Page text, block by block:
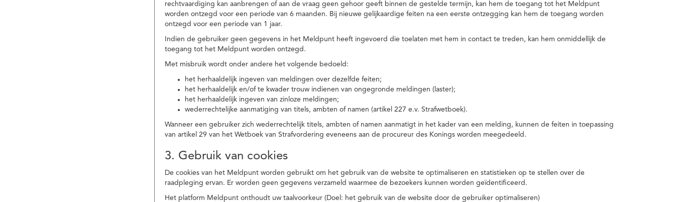
rechtvaardiging kan aanbrengen of aan de vraag geen gehoor geeft binnen de gestelde termijn, kan hem de toegang tot het Meldpunt
worden ontzegd voor een periode van 6 maanden. Bij nieuwe gelijkaardige feiten na een eerste ontzegging kan hem de toegang worden
ontzegd voor een periode van 1 jaar.
Indien de gebruiker geen gegevens in het Meldpunt heeft ingevoerd die toelaten met hem in contact te treden, kan hem onmiddellijk de
toegang tot het Meldpunt worden ontzegd.
Met misbruik wordt onder andere het volgende bedoeld:
het herhaaldelijk ingeven van meldingen over dezelfde feiten;
het herhaaldelijk en/of te kwader trouw indienen van ongegronde meldingen (laster);
het herhaaldelijk ingeven van zinloze meldingen;
wederrechtelijke aanmatiging van titels, ambten of namen (artikel 227 e.v. Strafwetboek).
Wanneer een gebruiker zich wederrechtelijk titels, ambten of namen aanmatigt in het kader van een melding, kunnen de feiten in toepassing
van artikel 29 van het Wetboek van Strafvordering eveneens aan de procureur des Konings worden meegedeeld.
3. Gebruik van cookies
De cookies van het Meldpunt worden gebruikt om het gebruik van de website te optimaliseren en statistieken op te stellen over de
raadpleging ervan. Er worden geen gegevens verzameld waarmee de bezoekers kunnen worden geïdentificeerd.
Het platform Meldpunt onthoudt uw taalvoorkeur (Doel: het gebruik van de website door de gebruiker optimaliseren)